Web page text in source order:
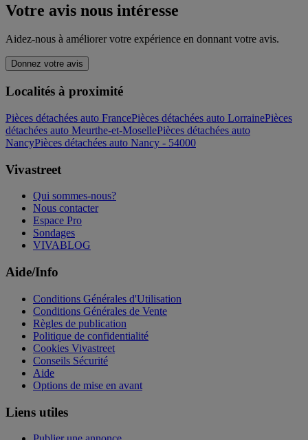
Votre avis nous intéresse
Aidez-nous à améliorer votre expérience en donnant votre avis.
Donnez votre avis
Localités à proximité
Pièces détachées auto FrancePièces détachées auto LorrainePièces
détachées auto Meurthe-et-MosellePièces détachées auto
NancyPièces détachées auto Nancy - 54000
Vivastreet
Qui sommes-nous?
Nous contacter
Espace Pro
Sondages
VIVABLOG
Aide/Info
Conditions Générales d'Utilisation
Conditions Générales de Vente
Règles de publication
Politique de confidentialité
Cookies Vivastreet
Conseils Sécurité
Aide
Options de mise en avant
Liens utiles